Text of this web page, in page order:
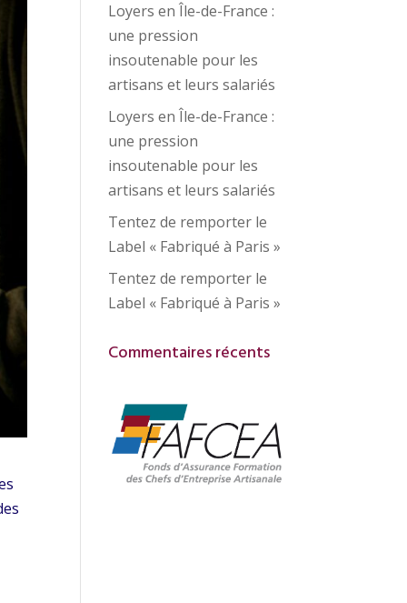
Loyers en Île-de-France :
une pression
insoutenable pour les
artisans et leurs salariés
Loyers en Île-de-France :
une pression
insoutenable pour les
artisans et leurs salariés
Tentez de remporter le
Label « Fabriqué à Paris »
Tentez de remporter le
Label « Fabriqué à Paris »
Commentaires récents